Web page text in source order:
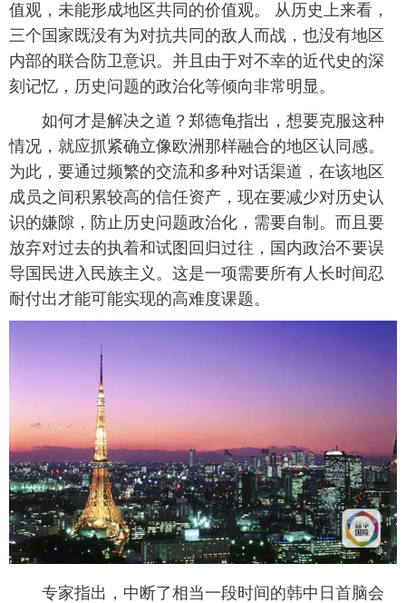
值观，未能形成地区共同的价值观。 从历史上来看，
三个国家既没有为对抗共同的敌人而战，也没有地区
内部的联合防卫意识。并且由于对不幸的近代史的深
刻记忆，历史问题的政治化等倾向非常明显。
如何才是解决之道？郑德龟指出，想要克服这种
情况，就应抓紧确立像欧洲那样融合的地区认同感。
为此，要通过频繁的交流和多种对话渠道，在该地区
成员之间积累较高的信任资产，现在要减少对历史认
识的嫌隙，防止历史问题政治化，需要自制。而且要
放弃对过去的执着和试图回归过往，国内政治不要误
导国民进入民族主义。这是一项需要所有人长时间忍
耐付出才能可能实现的高难度课题。
专家指出，中断了相当一段时间的韩中日首脑会